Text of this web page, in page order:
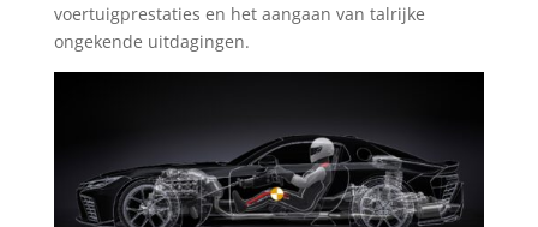
voertuigprestaties en het aangaan van talrijke
ongekende uitdagingen.